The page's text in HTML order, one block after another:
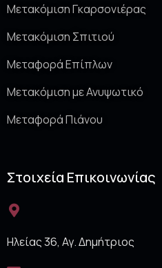
Μετακόμιση Γκαρσονιέρας
Μετακόμιση Σπιτιού
Μεταφορά Επίπλων
Μετακόμιση με Ανυψωτικό
Μεταφορά Πιάνου
Στοιχεία Επικοινωνίας
Ηλείας 36, Αγ. Δημήτριος